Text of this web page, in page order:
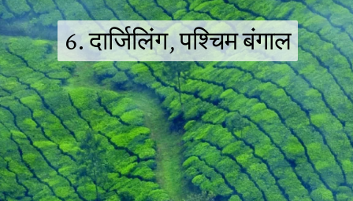
6. दार्जिलिंग, पश्चिम बंगाल
6. दार्जिलिंग, पश्चिम बंगाल